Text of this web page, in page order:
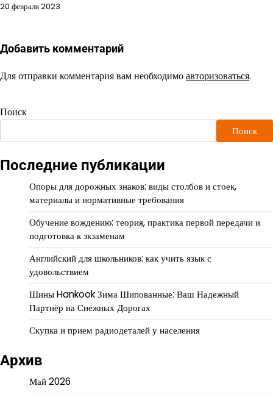
20 февраля 2023
Добавить комментарий
Для отправки комментария вам необходимоавторизоваться.
Поиск
Поиск
Последние публикации
Опоры для дорожных знаков: виды столбов и стоек,
материалы и нормативные требования
Обучение вождению: теория, практика первой передачи и
подготовка к экзаменам
Английский для школьников: как учить язык с
удовольствием
Шины Hankook Зима Шипованные: Ваш Надежный
Партнёр на Снежных Дорогах
Скупка и прием радиодеталей у населения
Архив
Май 2026